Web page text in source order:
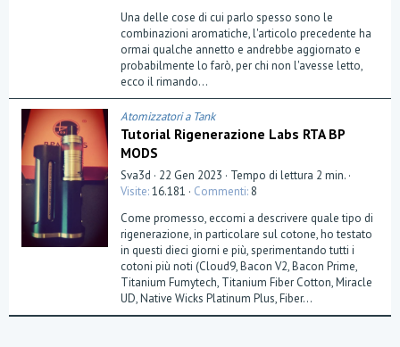
0
s
t
e
l
l
(
e
)
Una delle cose di cui parlo spesso sono le
combinazioni aromatiche, l'articolo precedente ha
ormai qualche annetto e andrebbe aggiornato e
probabilmente lo farò, per chi non l'avesse letto,
ecco il rimando...
Atomizzatori a Tank
Tutorial Rigenerazione Labs RTA BP
MODS
Sva3d 22 Gen 2023
Tempo di lettura 2 min.
Visite 16.181 Commenti 8
Come promesso, eccomi a descrivere quale tipo di
rigenerazione, in particolare sul cotone, ho testato
in questi dieci giorni e più, sperimentando tutti i
cotoni più noti (Cloud9, Bacon V2, Bacon Prime,
Titanium Fumytech, Titanium Fiber Cotton, Miracle
UD, Native Wicks Platinum Plus, Fiber...